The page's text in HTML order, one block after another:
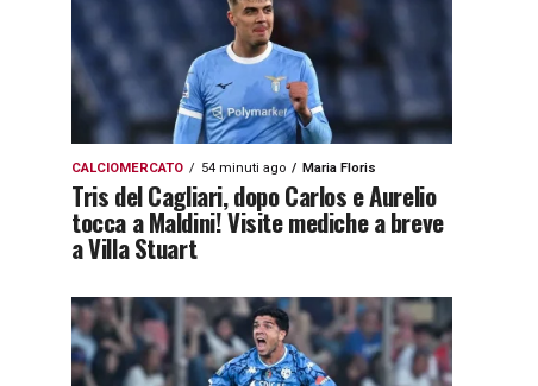
CALCIOMERCATO 54 minuti ago Maria Floris
Tris del Cagliari, dopo Carlos e Aurelio
tocca a Maldini! Visite mediche a breve
a Villa Stuart